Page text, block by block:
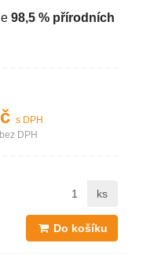
98,5 % přírodních
s DPH
bez DPH
ks
Do košíku